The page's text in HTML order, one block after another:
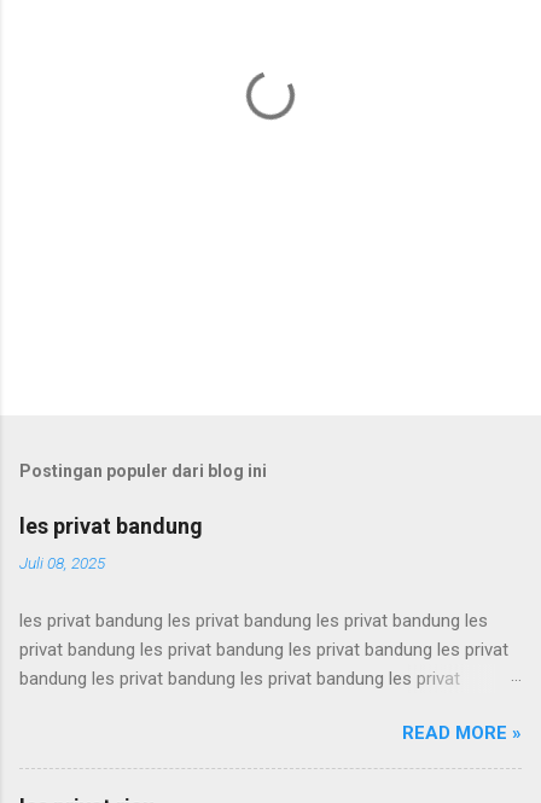
Postingan populer dari blog ini
les privat bandung
Juli 08, 2025
les privat bandung les privat bandung les privat bandung les
privat bandung les privat bandung les privat bandung les privat
bandung les privat bandung les privat bandung les privat
bandung les privat bandung les privat bandung les privat
bandung les privat bandung les privat bandung les privat
bandung les privat bandung les privat bandung les privat
READ MORE »